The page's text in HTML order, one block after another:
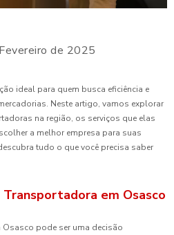
de 2025
ideal para quem busca eficiência e
Neste artigo, vamos explorar
na região, os serviços que elas
a melhor empresa para suas
tudo o que você precisa saber
em Osasco
pode ser uma decisão